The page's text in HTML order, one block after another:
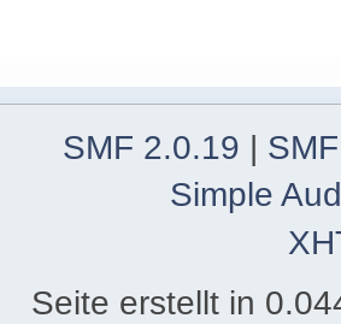
SMF 2.0.19 |
Simple
Seite erstellt in